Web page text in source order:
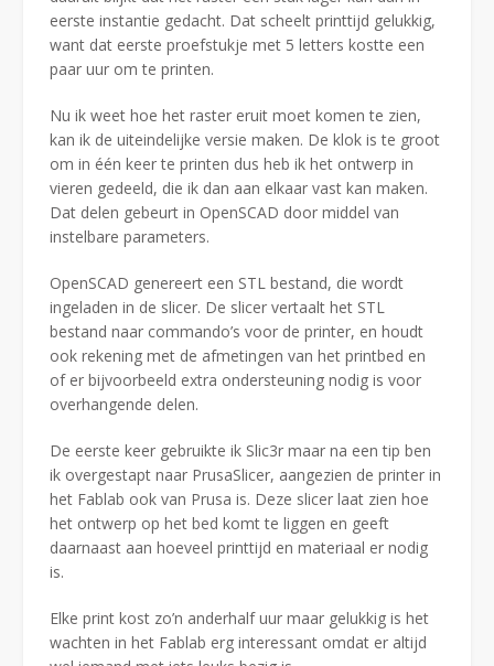
eerste instantie gedacht. Dat scheelt printtijd gelukkig,
want dat eerste proefstukje met 5 letters kostte een
paar uur om te printen.
Nu ik weet hoe het raster eruit moet komen te zien,
kan ik de uiteindelijke versie maken. De klok is te groot
om in één keer te printen dus heb ik het ontwerp in
vieren gedeeld, die ik dan aan elkaar vast kan maken.
Dat delen gebeurt in OpenSCAD door middel van
instelbare parameters.
OpenSCAD genereert een STL bestand, die wordt
ingeladen in de slicer. De slicer vertaalt het STL
bestand naar commando’s voor de printer, en houdt
ook rekening met de afmetingen van het printbed en
of er bijvoorbeeld extra ondersteuning nodig is voor
overhangende delen.
De eerste keer gebruikte ik Slic3r maar na een tip ben
ik overgestapt naar PrusaSlicer, aangezien de printer in
het Fablab ook van Prusa is. Deze slicer laat zien hoe
het ontwerp op het bed komt te liggen en geeft
daarnaast aan hoeveel printtijd en materiaal er nodig
is.
Elke print kost zo’n anderhalf uur maar gelukkig is het
wachten in het Fablab erg interessant omdat er altijd